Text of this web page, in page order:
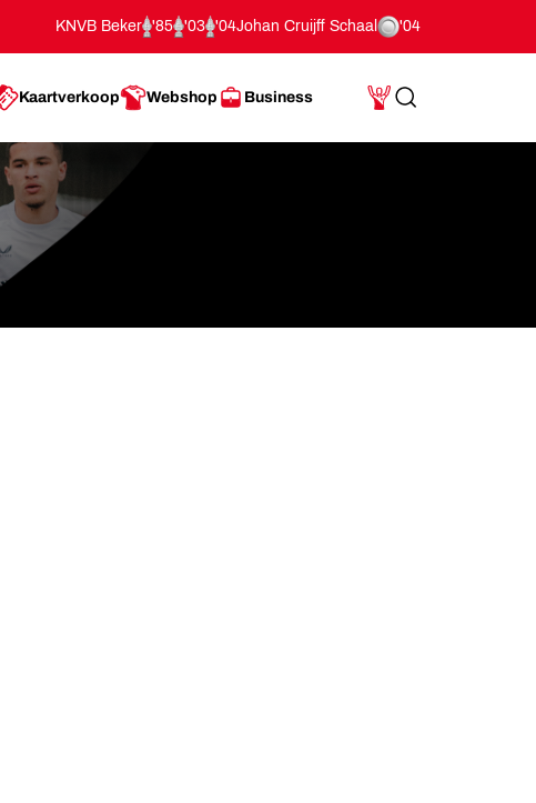
KNVB Beker '85 '03 '04Johan Cruijff Schaal '04
Kaartverkoop Webshop Business
Mijn Account
Search